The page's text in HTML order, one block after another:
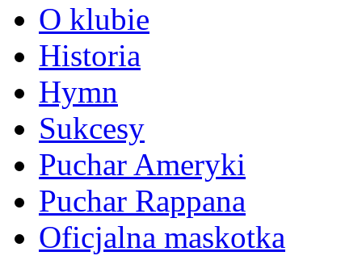
O klubie
Historia
Hymn
Sukcesy
Puchar Ameryki
Puchar Rappana
Oficjalna maskotka